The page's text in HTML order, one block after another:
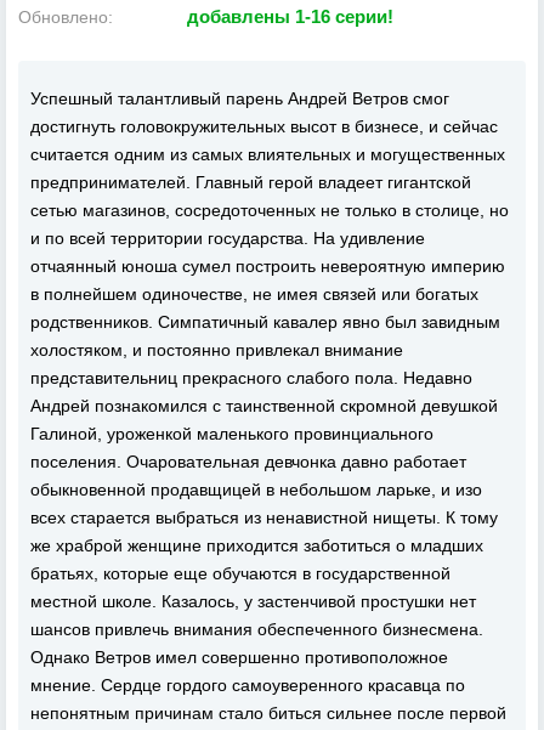
Обновлено: добавлены 1-16 серии!
Успешный талантливый парень Андрей Ветров смог
достигнуть головокружительных высот в бизнесе, и сейчас
считается одним из самых влиятельных и могущественных
предпринимателей. Главный герой владеет гигантской
сетью магазинов, сосредоточенных не только в столице, но
и по всей территории государства. На удивление
отчаянный юноша сумел построить невероятную империю
в полнейшем одиночестве, не имея связей или богатых
родственников. Симпатичный кавалер явно был завидным
холостяком, и постоянно привлекал внимание
представительниц прекрасного слабого пола. Недавно
Андрей познакомился с таинственной скромной девушкой
Галиной, уроженкой маленького провинциального
поселения. Очаровательная девчонка давно работает
обыкновенной продавщицей в небольшом ларьке, и изо
всех старается выбраться из ненавистной нищеты. К тому
же храброй женщине приходится заботиться о младших
братьях, которые еще обучаются в государственной
местной школе. Казалось, у застенчивой простушки нет
шансов привлечь внимания обеспеченного бизнесмена.
Однако Ветров имел совершенно противоположное
мнение. Сердце гордого самоуверенного красавца по
непонятным причинам стало биться сильнее после первой